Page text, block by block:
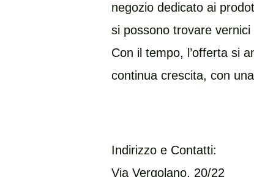
negozio dedicato ai
si possono trovare
Con il tempo, l’offerta si
continua crescita, con
Indirizzo e Contatti:
​Via Vergolano, 20/22